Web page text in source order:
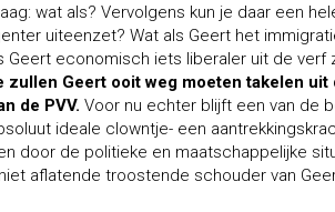
wat als? Vervolgens kun je daar een
uiteenzet? Wat als Geert het
economisch iets liberaler uit de verf
zullen Geert ooit weg moeten takelen uit
de PVV. Voor nu echter blijft een van de
ideale clowntje- een
door de politieke en maatschappelijke
aflatende troostende schouder van